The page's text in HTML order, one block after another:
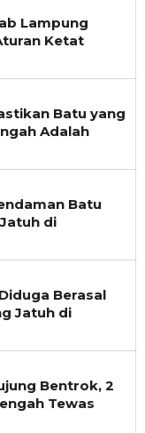
Lampung
Ketat
Batu yang
Adalah
Batu
di
Berasal
Jatuh di
Bentrok, 2
Tewas